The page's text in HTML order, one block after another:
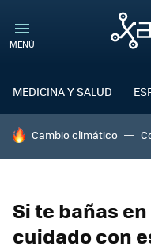
MENÚ
MEDICINA Y SALUD
HOY SE HABLA DE
Cambio climático
Si te bañas
cuidado con